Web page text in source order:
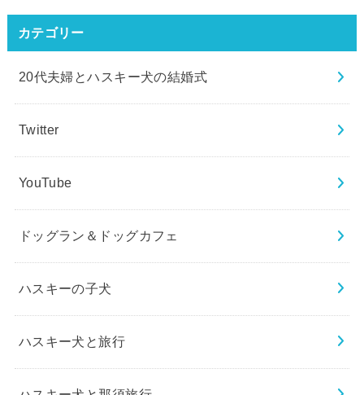
カテゴリー
20代夫婦とハスキー犬の結婚式
Twitter
YouTube
ドッグラン＆ドッグカフェ
ハスキーの子犬
ハスキー犬と旅行